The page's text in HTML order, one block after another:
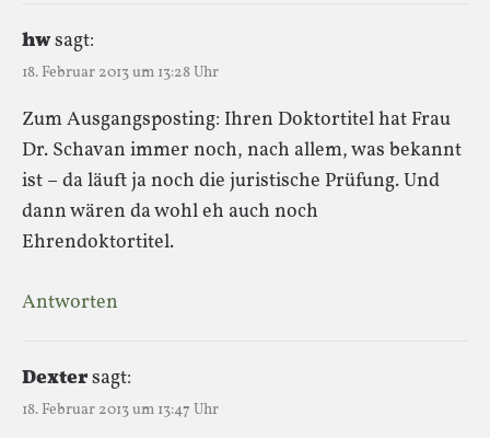
hwsagt:
18. Februar 2013 um 13:28 Uhr
Zum Ausgangsposting: Ihren Doktortitel hat Frau
Dr. Schavan immer noch, nach allem, was bekannt
ist – da läuft ja noch die juristische Prüfung. Und
dann wären da wohl eh auch noch
Ehrendoktortitel.
Antworten
Dextersagt:
18. Februar 2013 um 13:47 Uhr